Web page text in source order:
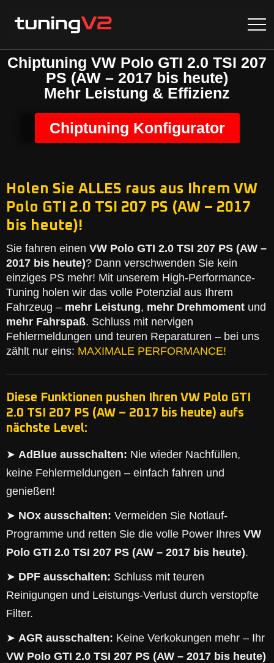
Chiptuning VW Polo GTI 2.0 TSI 207
PS (AW – 2017 bis heute)
Mehr Leistung & Effizienz
Chiptuning Konfigurator
Holen Sie ALLES raus aus Ihrem VW
Polo GTI 2.0 TSI 207 PS (AW – 2017
bis heute)!
Sie fahren einen VW Polo GTI 2.0 TSI 207 PS (AW –
2017 bis heute)? Dann verschwenden Sie kein
einziges PS mehr! Mit unserem High-Performance-
Tuning holen wir das volle Potenzial aus Ihrem
Fahrzeug – mehr Leistung, mehr Drehmoment und
mehr Fahrspaß. Schluss mit nervigen
Fehlermeldungen und teuren Reparaturen – bei uns
zählt nur eins: MAXIMALE PERFORMANCE!
Diese Funktionen pushen Ihren VW Polo GTI
2.0 TSI 207 PS (AW – 2017 bis heute) aufs
nächste Level:
➤ AdBlue ausschalten: Nie wieder Nachfüllen,
keine Fehlermeldungen – einfach fahren und
genießen!
➤ NOx ausschalten: Vermeiden Sie Notlauf-
Programme und retten Sie die volle Power Ihres VW
Polo GTI 2.0 TSI 207 PS (AW – 2017 bis heute).
➤ DPF ausschalten: Schluss mit teuren
Reinigungen und Leistungs-Verlust durch verstopfte
Filter.
➤ AGR ausschalten: Keine Verkokungen mehr – Ihr
VW Polo GTI 2.0 TSI 207 PS (AW – 2017 bis heute)